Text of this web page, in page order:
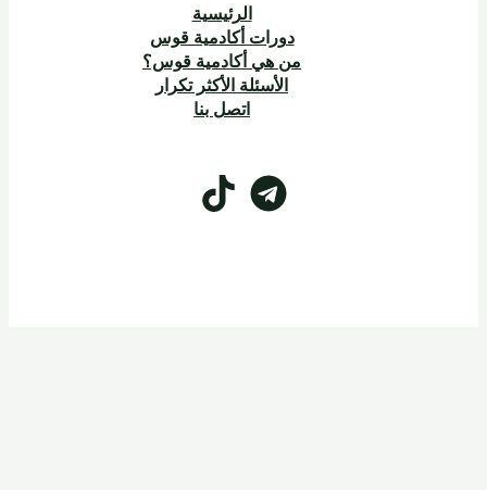
الرئيسية
دورات أكادمية قوس
من هي أكادمية قوس؟
الأسئلة الأكثر تكرار
اتصل بنا